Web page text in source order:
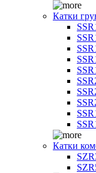
Катки
Катки